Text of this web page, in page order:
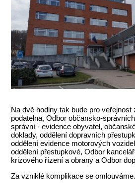
Na dvě hodiny tak bude pro veřejnost
podatelna, Odbor občansko-
správní - evidence obyvatel,
doklady, oddělení dopravních
oddělení evidence motorových
oddělení přestupkové, Odbor
krizového řízení a obrany a Odbor
Za vzniklé komplikace se omlouváme.